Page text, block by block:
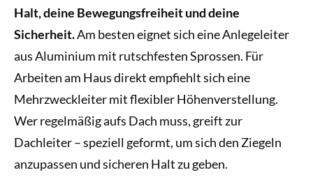
Halt, deine Bewegungsfreiheit und deine
Sicherheit.Am besten eignet sich eine Anlegeleiter
aus Aluminium mit rutschfesten Sprossen. Für
Arbeiten am Haus direkt empfiehlt sich eine
Mehrzweckleiter mit flexibler Höhenverstellung.
Wer regelmäßig aufs Dach muss, greift zur
Dachleiter – speziell geformt, um sich den Ziegeln
anzupassen und sicheren Halt zu geben.